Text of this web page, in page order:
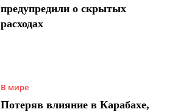
предупредили о скрытых
расходах
В мире
Потеряв влияние в Карабахе,